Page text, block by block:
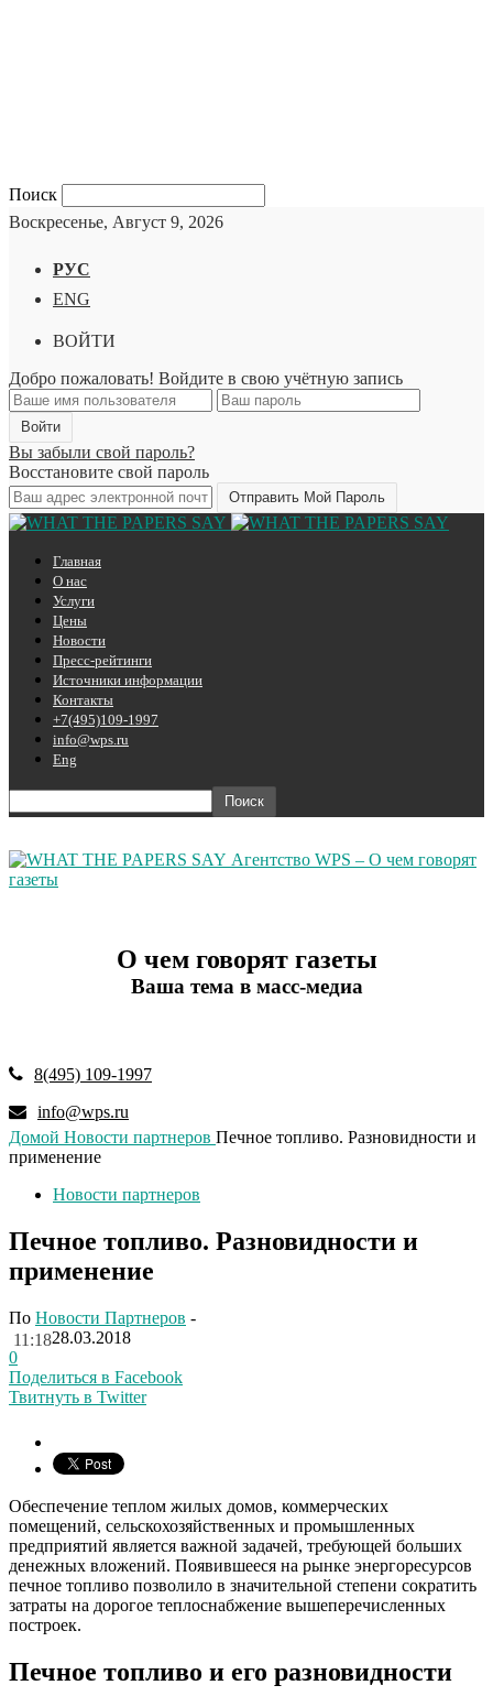
Поиск
Воскресенье, Август 9, 2026
РУС
ENG
ВОЙТИ
Добро пожаловать! Войдите в свою учётную запись
Вы забыли свой пароль?
Восстановите свой пароль
Главная
О нас
Услуги
Цены
Новости
Пресс-рейтинги
Источники информации
Контакты
+7(495)109-1997
info@wps.ru
Eng
Агентство WPS – О чем говорят
газеты
О чем говорят газеты
Ваша тема в масс-медиа
8(495) 109-1997
info@wps.ru
Домой Новости партнеров Печное топливо. Разновидности и
применение
Новости партнеров
Печное топливо. Разновидности и
применение
По Новости Партнеров -
28.03.2018
11:18
0
Поделиться в Facebook
Твитнуть в Twitter
Обеспечение теплом жилых домов, коммерческих
помещений, сельскохозяйственных и промышленных
предприятий является важной задачей, требующей больших
денежных вложений. Появившееся на рынке энергоресурсов
печное топливо позволило в значительной степени сократить
затраты на дорогое теплоснабжение вышеперечисленных
построек.
Печное топливо и его разновидности